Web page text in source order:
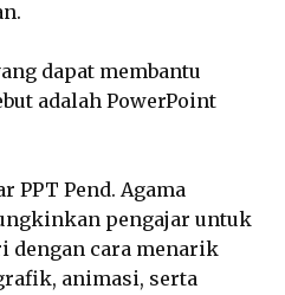
dapat membantu
adalah PowerPoint
PPT Pend. Agama
pengajar untuk
dengan cara menarik
animasi, serta